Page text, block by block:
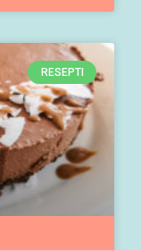
RESEPTI